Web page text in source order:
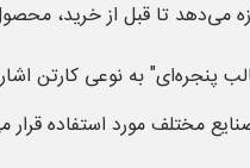
می‌دهد تا قبل از خرید،
پنجره‌ای" به نوعی
مختلف مورد استفاده